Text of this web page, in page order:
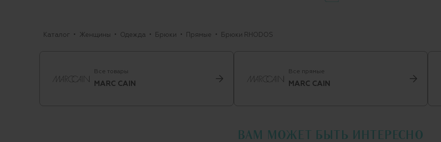
Каталог Женщины Одежда Брюки Прямые Брюки RHODOS
Все товары
MARC CAIN
Все прямые
MARC CAIN
ВАМ МОЖЕТ БЫТЬ ИНТЕРЕСНО